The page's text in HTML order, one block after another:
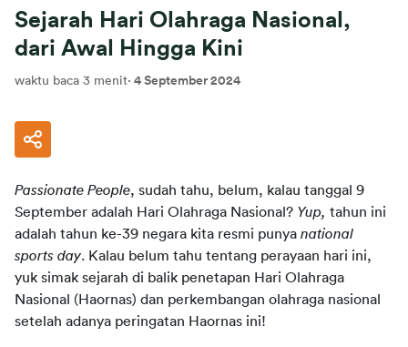
Sejarah Hari Olahraga Nasional,
dari Awal Hingga Kini
waktu baca 3 menit· 4 September 2024
Passionate People, sudah tahu, belum, kalau tanggal 9
September adalah Hari Olahraga Nasional? Yup, tahun ini
adalah tahun ke-39 negara kita resmi punya national
sports day. Kalau belum tahu tentang perayaan hari ini,
yuk simak sejarah di balik penetapan Hari Olahraga
Nasional (Haornas) dan perkembangan olahraga nasional
setelah adanya peringatan Haornas ini!